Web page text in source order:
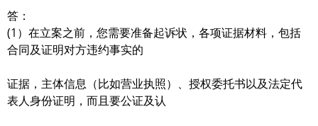
答：
(1）在立案之前，您需要准备起诉状，各项证据材料，包括
合同及证明对方违约事实的
证据，主体信息（比如营业执照）、授权委托书以及法定代
表人身份证明，而且要公证及认